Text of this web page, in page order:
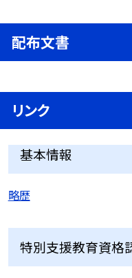
配布文書
リンク
基本情報
略歴
特別支援教育資格